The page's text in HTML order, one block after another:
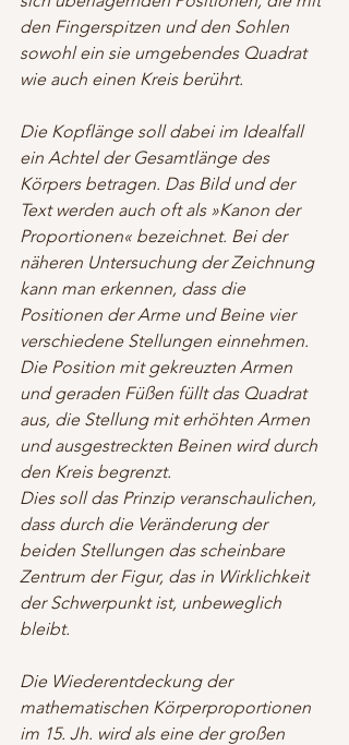
den Fingerspitzen und den Sohlen
sowohl ein sie umgebendes Quadrat
wie auch einen Kreis berührt.
Die Kopflänge soll dabei im Idealfall
ein Achtel der Gesamtlänge des
Körpers betragen. Das Bild und der
Text werden auch oft als »Kanon der
Proportionen« bezeichnet. Bei der
näheren Untersuchung der Zeichnung
kann man erkennen, dass die
Positionen der Arme und Beine vier
verschiedene Stellungen einnehmen.
Die Position mit gekreuzten Armen
und geraden Füßen füllt das Quadrat
aus, die Stellung mit erhöhten Armen
und ausgestreckten Beinen wird durch
den Kreis begrenzt.
Dies soll das Prinzip veranschaulichen,
dass durch die Veränderung der
beiden Stellungen das scheinbare
Zentrum der Figur, das in Wirklichkeit
der Schwerpunkt ist, unbeweglich
bleibt.
Die Wiederentdeckung der
mathematischen Körperproportionen
im 15. Jh. wird als eine der großen